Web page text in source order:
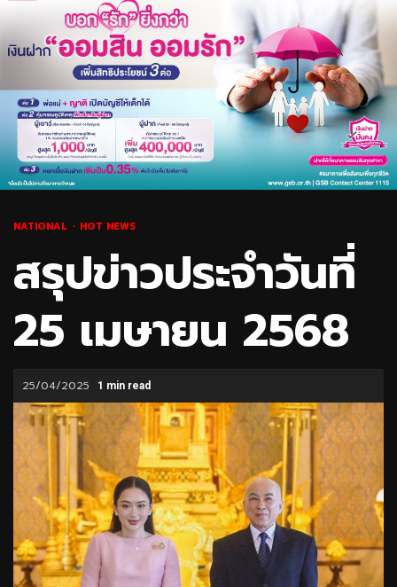
NATIONAL HOT NEWS
สรุปข่าวประจำวันที่
25 เมษายน 2568
25/04/2025 1 min read